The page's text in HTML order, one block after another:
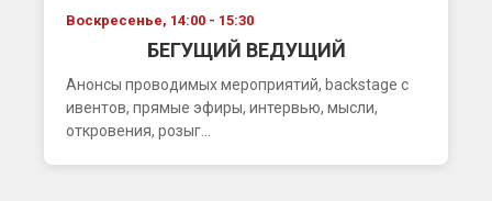
Воскресенье, 14:00 - 15:30
БЕГУЩИЙ ВЕДУЩИЙ
Анонсы проводимых мероприятий, backstage с
ивентов, прямые эфиры, интервью, мысли,
откровения, розыг...